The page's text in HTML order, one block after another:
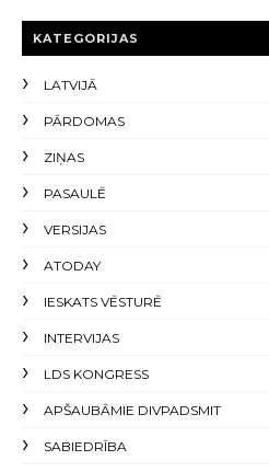
KATEGORIJAS
LATVIJĀ
PĀRDOMAS
ZIŅAS
PASAULĒ
VERSIJAS
ATODAY
IESKATS VĒSTURĒ
INTERVIJAS
LDS KONGRESS
APŠAUBĀMIE DIVPADSMIT
SABIEDRĪBA